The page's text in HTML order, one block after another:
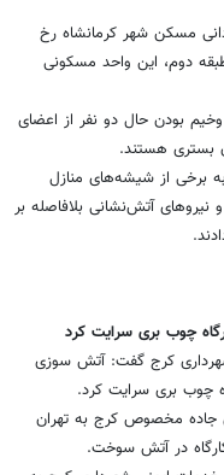
مسکن شهر کرمانشاه رخ
طبقه دوم، این واحد مسکونی
بودن حال دو نفر از اعضای
بستری هستند.
برخی از شیشه‌های منازل
آتش‌نشانی بلافاصله بر
چوب بری سرایت کرد
کرج گفت: آتش سوزی
چوب بری سرایت کرد.
جاده مخصوص کرج به تهران
در آتش سوخت.